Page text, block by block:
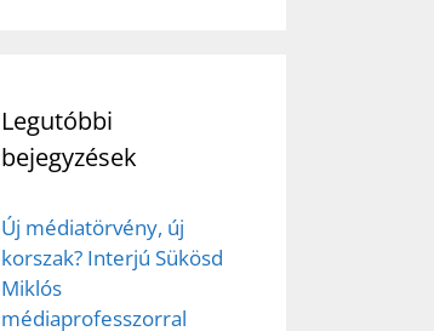
Legutóbbi
bejegyzések
Új médiatörvény, új
korszak? Interjú Sükösd
Miklós
médiaprofesszorral